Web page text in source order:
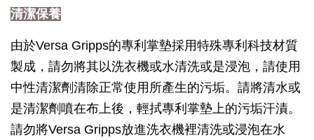
清潔保養
由於Versa Gripps的專利掌墊採用特殊專利科技材質
製成，請勿將其以洗衣機或水清洗或是浸泡，請使用
中性清潔劑清除正常使用所產生的污垢。請將清水或
是清潔劑噴在布上後，輕拭專利掌墊上的污垢汗漬。
請勿將Versa Gripps放進洗衣機裡清洗或浸泡在水